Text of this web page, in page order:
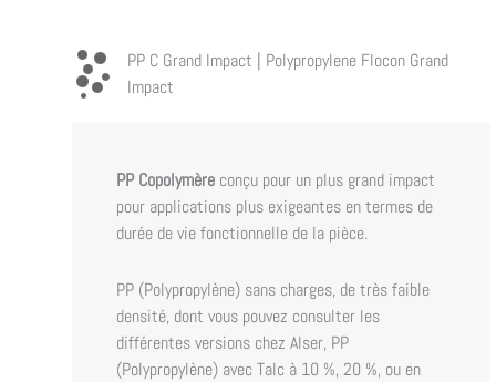
PP C Grand Impact | Polypropylene Flocon Grand
Impact
PP Copolymère conçu pour un plus grand impact
pour applications plus exigeantes en termes de
durée de vie fonctionnelle de la pièce.
PP (Polypropylène) sans charges, de très faible
densité, dont vous pouvez consulter les
différentes versions chez Alser, PP
(Polypropylène) avec Talc à 10 %, 20 %, ou en